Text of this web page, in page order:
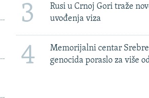
3
Rusi u Crnoj Gori traže
uvođenja viza
4
Memorijalni centar
genocida poraslo za više